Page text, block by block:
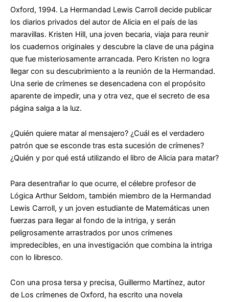
Oxford, 1994. La Hermandad Lewis Carroll decide publicar
los diarios privados del autor de Alicia en el país de las
maravillas. Kristen Hill, una joven becaria, viaja para reunir
los cuadernos originales y descubre la clave de una página
que fue misteriosamente arrancada. Pero Kristen no logra
llegar con su descubrimiento a la reunión de la Hermandad.
Una serie de crímenes se desencadena con el propósito
aparente de impedir, una y otra vez, que el secreto de esa
página salga a la luz.
¿Quién quiere matar al mensajero? ¿Cuál es el verdadero
patrón que se esconde tras esta sucesión de crímenes?
¿Quién y por qué está utilizando el libro de Alicia para matar?
Para desentrañar lo que ocurre, el célebre profesor de
Lógica Arthur Seldom, también miembro de la Hermandad
Lewis Carroll, y un joven estudiante de Matemáticas unen
fuerzas para llegar al fondo de la intriga, y serán
peligrosamente arrastrados por unos crímenes
impredecibles, en una investigación que combina la intriga
con lo libresco.
Con una prosa tersa y precisa, Guillermo Martínez, autor
de Los crímenes de Oxford, ha escrito una novela